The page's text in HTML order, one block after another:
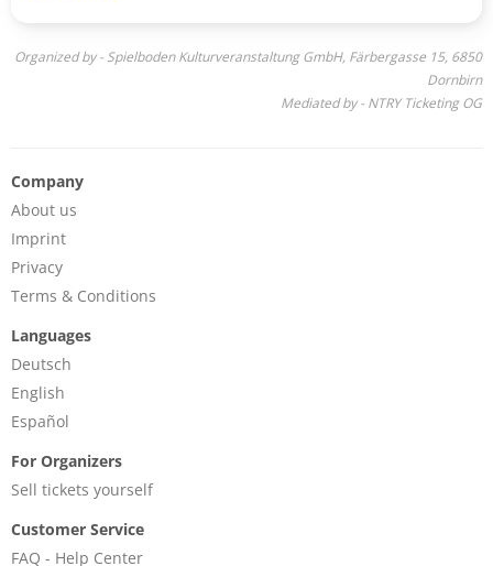
Organized by - Spielboden Kulturveranstaltung GmbH, Färbergasse 15, 6850
Dornbirn
Mediated by - NTRY Ticketing OG
Company
About us
Imprint
Privacy
Terms & Conditions
Languages
Deutsch
English
Español
For Organizers
Sell tickets yourself
Customer Service
FAQ - Help Center